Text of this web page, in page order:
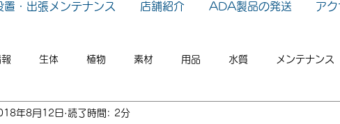
置・出張メンテナンス 店舗紹介 ADA製品の発送 アク
生体 植物 素材 用品 水質 メンテナンス
タ 2026年 2025年
年8月12日 読了時間: 2分